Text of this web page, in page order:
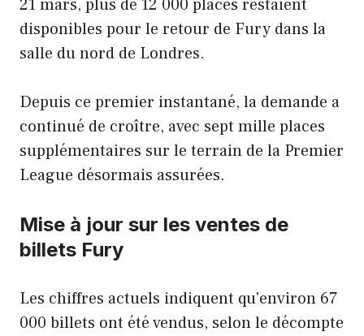
21 mars, plus de 12 000 places restaient
disponibles pour le retour de Fury dans la
salle du nord de Londres.
Depuis ce premier instantané, la demande a
continué de croître, avec sept mille places
supplémentaires sur le terrain de la Premier
League désormais assurées.
Mise à jour sur les ventes de
billets Fury
Les chiffres actuels indiquent qu'environ 67
000 billets ont été vendus, selon le décompte